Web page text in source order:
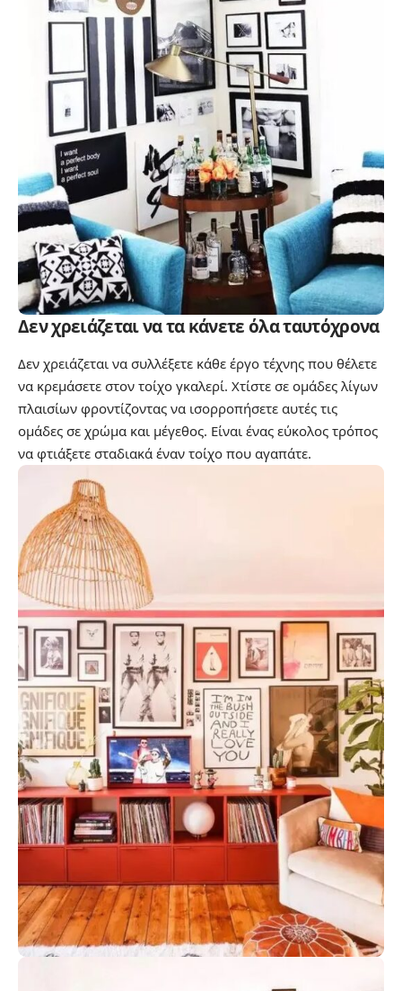
Δεν χρειάζεται να τα κάνετε όλα ταυτόχρονα
Δεν χρειάζεται να συλλέξετε κάθε έργο τέχνης που θέλετε
να κρεμάσετε στον τοίχο γκαλερί. Χτίστε σε ομάδες λίγων
πλαισίων φροντίζοντας να ισορροπήσετε αυτές τις
ομάδες σε χρώμα και μέγεθος. Είναι ένας εύκολος τρόπος
να φτιάξετε σταδιακά έναν τοίχο που αγαπάτε.